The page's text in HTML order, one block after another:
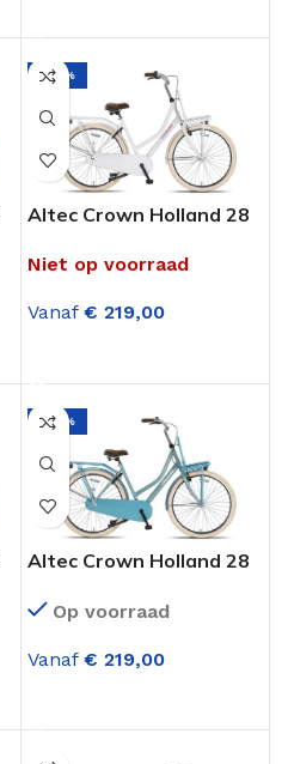
-27%
Altec Crown Holland 28
Dame Holywood White
Niet op voorraad
Vanaf € 219,00
-27%
Altec Crown Holland 28
Dame Mystique Blue
Op voorraad
Vanaf € 219,00